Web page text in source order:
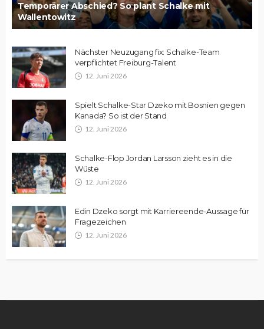
Temporärer Abschied? So plant Schalke mit
Wallentowitz
Nächster Neuzugang fix: Schalke-Team
verpflichtet Freiburg-Talent
12. Juni 2026
Spielt Schalke-Star Dzeko mit Bosnien gegen
Kanada? So ist der Stand
12. Juni 2026
Schalke-Flop Jordan Larsson zieht es in die
Wüste
12. Juni 2026
Edin Dzeko sorgt mit Karriereende-Aussage für
Fragezeichen
12. Juni 2026